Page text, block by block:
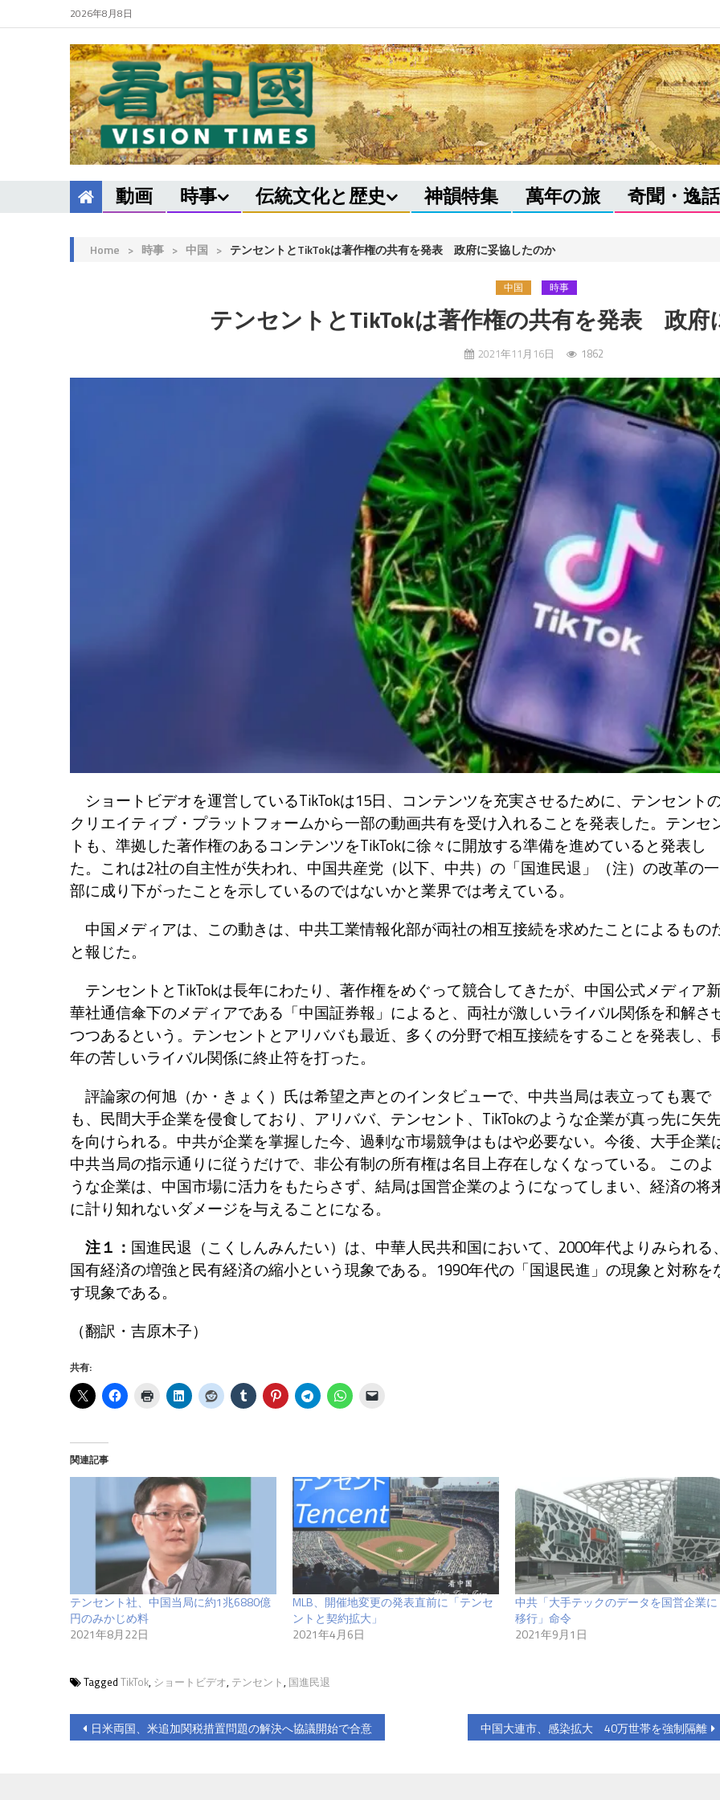
2026年8月8日
動画 時事 伝統文化と歴史 神韻特集 萬年の旅 奇聞・逸話
Home > 時事 > 中国 > テンセントとTikTokは著作権の共有を発表 政府に妥協したのか
中国 時事
テンセントとTikTokは著作権の共有を発表 政府
2021年11月16日 1862
ショートビデオを運営しているTikTokは15日、コンテンツを充実させるために、テンセント
クリエイティブ・プラットフォームから一部の動画共有を受け入れることを発表した。テンセ
トも、準拠した著作権のあるコンテンツをTikTokに徐々に開放する準備を進めていると発表し
た。これは2社の自主性が失われ、中国共産党（以下、中共）の「国進民退」（注）の改革の一
部に成り下がったことを示しているのではないかと業界では考えている。
中国メディアは、この動きは、中共工業情報化部が両社の相互接続を求めたことによるもの
と報じた。
テンセントとTikTokは長年にわたり、著作権をめぐって競合してきたが、中国公式メディア
華社通信傘下のメディアである「中国証券報」によると、両社が激しいライバル関係を和解さ
つつあるという。テンセントとアリババも最近、多くの分野で相互接続をすることを発表し、
年の苦しいライバル関係に終止符を打った。
評論家の何旭（か・きょく）氏は希望之声とのインタビューで、中共当局は表立っても裏で
も、民間大手企業を侵食しており、アリババ、テンセント、TikTokのような企業が真っ先に矢
を向けられる。中共が企業を掌握した今、過剰な市場競争はもはや必要ない。今後、大手企業
中共当局の指示通りに従うだけで、非公有制の所有権は名目上存在しなくなっている。 このよ
うな企業は、中国市場に活力をもたらさず、結局は国営企業のようになってしまい、経済の将
に計り知れないダメージを与えることになる。
注１： 国進民退（こくしんみんたい）は、中華人民共和国において、2000年代よりみられる、
国有経済の増強と民有経済の縮小という現象である。1990年代の「国退民進」の現象と対称を
す現象である。
（翻訳・吉原木子）
共有:
関連記事
テンセント社、中国当局に約1兆6880億
円のみかじめ料
2021年8月22日
MLB、開催地変更の発表直前に「テンセ
ントと契約拡大」
2021年4月6日
中共「大手テックのデータを国営企業に
移行」命令
2021年9月1日
Tagged TikTok, ショートビデオ, テンセント, 国進民退
投 日米両国、米追加関税措置問題の解決へ協議開始で合意 中国大連市、感染拡大 40万世帯を強制隔離